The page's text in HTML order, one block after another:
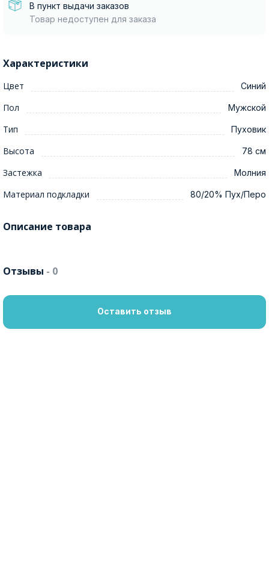
В пункт выдачи заказов
Товар недоступен для заказа
Характеристики
Цвет Синий
Пол Мужской
Тип Пуховик
Высота 78 см
Застежка Молния
Материал подкладки 80/20% Пух/Перо
Описание товара
Отзывы - 0
Оставить отзыв